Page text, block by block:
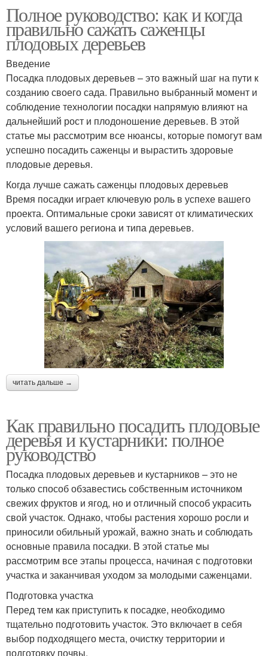
Полное руководство: как и когда
правильно сажать саженцы
плодовых деревьев
Введение
Посадка плодовых деревьев – это важный шаг на пути к
созданию своего сада. Правильно выбранный момент и
соблюдение технологии посадки напрямую влияют на
дальнейший рост и плодоношение деревьев. В этой
статье мы рассмотрим все нюансы, которые помогут вам
успешно посадить саженцы и вырастить здоровые
плодовые деревья.
Когда лучше сажать саженцы плодовых деревьев
Время посадки играет ключевую роль в успехе вашего
проекта. Оптимальные сроки зависят от климатических
условий вашего региона и типа деревьев.
читать дальше →
Как правильно посадить плодовые
деревья и кустарники: полное
руководство
Посадка плодовых деревьев и кустарников – это не
только способ обзавестись собственным источником
свежих фруктов и ягод, но и отличный способ украсить
свой участок. Однако, чтобы растения хорошо росли и
приносили обильный урожай, важно знать и соблюдать
основные правила посадки. В этой статье мы
рассмотрим все этапы процесса, начиная с подготовки
участка и заканчивая уходом за молодыми саженцами.
Подготовка участка
Перед тем как приступить к посадке, необходимо
тщательно подготовить участок. Это включает в себя
выбор подходящего места, очистку территории и
подготовку почвы.